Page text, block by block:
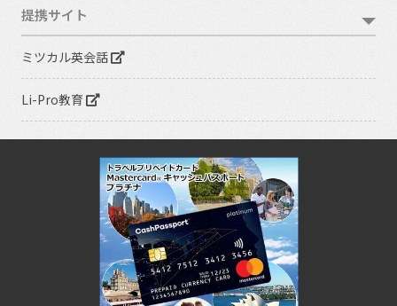
提携サイト
ミツカル英会話
Li-Pro教育